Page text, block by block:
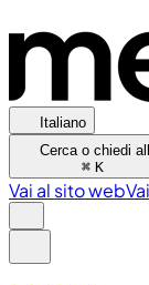
Italiano
Cerca o chiedi
⌘ K
Vai al sito web